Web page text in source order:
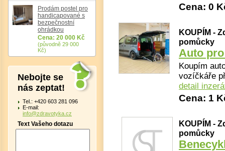
Prodám postel pro
handicapované s
bezpečnostní
ohrádkou
Cena: 20 000 Kč
(původně 29 000
Kč)
Nebojte se
nás zeptat!
Tel.: +420 603 281 096
E-mail:
info@zdravotyka.cz
Text Vašeho dotazu
Cena: 0
KOUPÍM -
pomůcky
Auto
Koupím
vozíčkáře
detail
Cena: 1
KOUPÍM -
pomůcky